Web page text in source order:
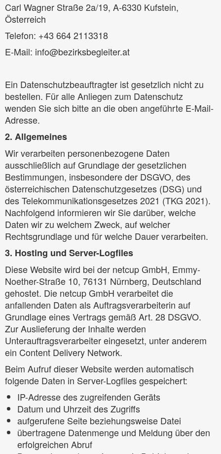
Carl Wagner Straße 2a/19, A-6330 Kufstein,
Österreich
Telefon: +43 664 2113318
E-Mail: info@bezirksbegleiter.at
Ein Datenschutzbeauftragter ist gesetzlich nicht zu
bestellen. Für alle Anliegen zum Datenschutz
wenden Sie sich bitte an die oben angeführte E-Mail-
Adresse.
2. Allgemeines
Wir verarbeiten personenbezogene Daten
ausschließlich auf Grundlage der gesetzlichen
Bestimmungen, insbesondere der DSGVO, des
österreichischen Datenschutzgesetzes (DSG) und
des Telekommunikationsgesetzes 2021 (TKG 2021).
Nachfolgend informieren wir Sie darüber, welche
Daten wir zu welchem Zweck, auf welcher
Rechtsgrundlage und für welche Dauer verarbeiten.
3. Hosting und Server-Logfiles
Diese Website wird bei der netcup GmbH, Emmy-
Noether-Straße 10, 76131 Nürnberg, Deutschland
gehostet. Die netcup GmbH verarbeitet die
anfallenden Daten als Auftragsverarbeiterin auf
Grundlage eines Vertrags gemäß Art. 28 DSGVO.
Zur Auslieferung der Inhalte werden
Unterauftragsverarbeiter eingesetzt, unter anderem
ein Content Delivery Network.
Beim Aufruf dieser Website werden automatisch
folgende Daten in Server-Logfiles gespeichert:
IP-Adresse des zugreifenden Geräts
Datum und Uhrzeit des Zugriffs
aufgerufene Seite beziehungsweise Datei
übertragene Datenmenge und Meldung über den
erfolgreichen Abruf